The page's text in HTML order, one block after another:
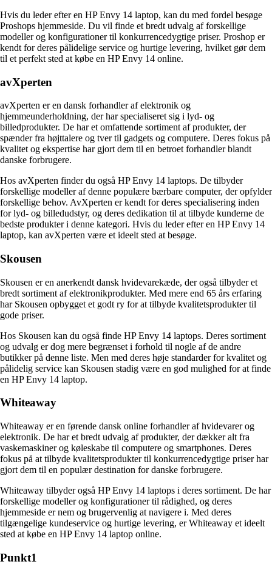
Hvis du leder efter en HP Envy 14 laptop, kan du med fordel besøge
Proshops hjemmeside. Du vil finde et bredt udvalg af forskellige
modeller og konfigurationer til konkurrencedygtige priser. Proshop er
kendt for deres pålidelige service og hurtige levering, hvilket gør dem
til et perfekt sted at købe en HP Envy 14 online.
avXperten
avXperten er en dansk forhandler af elektronik og
hjemmeunderholdning, der har specialiseret sig i lyd- og
billedprodukter. De har et omfattende sortiment af produkter, der
spænder fra højttalere og tver til gadgets og computere. Deres fokus på
kvalitet og ekspertise har gjort dem til en betroet forhandler blandt
danske forbrugere.
Hos avXperten finder du også HP Envy 14 laptops. De tilbyder
forskellige modeller af denne populære bærbare computer, der opfylder
forskellige behov. AvXperten er kendt for deres specialisering inden
for lyd- og billedudstyr, og deres dedikation til at tilbyde kunderne de
bedste produkter i denne kategori. Hvis du leder efter en HP Envy 14
laptop, kan avXperten være et ideelt sted at besøge.
Skousen
Skousen er en anerkendt dansk hvidevarekæde, der også tilbyder et
bredt sortiment af elektronikprodukter. Med mere end 65 års erfaring
har Skousen opbygget et godt ry for at tilbyde kvalitetsprodukter til
gode priser.
Hos Skousen kan du også finde HP Envy 14 laptops. Deres sortiment
og udvalg er dog mere begrænset i forhold til nogle af de andre
butikker på denne liste. Men med deres høje standarder for kvalitet og
pålidelig service kan Skousen stadig være en god mulighed for at finde
en HP Envy 14 laptop.
Whiteaway
Whiteaway er en førende dansk online forhandler af hvidevarer og
elektronik. De har et bredt udvalg af produkter, der dækker alt fra
vaskemaskiner og køleskabe til computere og smartphones. Deres
fokus på at tilbyde kvalitetsprodukter til konkurrencedygtige priser har
gjort dem til en populær destination for danske forbrugere.
Whiteaway tilbyder også HP Envy 14 laptops i deres sortiment. De har
forskellige modeller og konfigurationer til rådighed, og deres
hjemmeside er nem og brugervenlig at navigere i. Med deres
tilgængelige kundeservice og hurtige levering, er Whiteaway et ideelt
sted at købe en HP Envy 14 laptop online.
Punkt1